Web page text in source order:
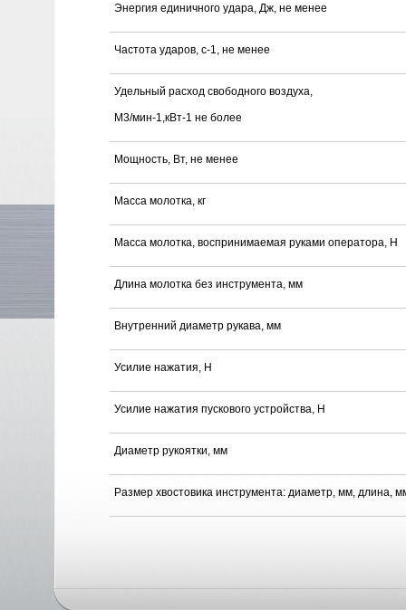
Энергия единичного удара, Дж, не менее
Частота ударов, с-1, не менее
Удельный расход свободного воздуха,
М3/мин-1,кВт-1 не более
Мощность, Вт, не менее
Масса молотка, кг
Масса молотка, воспринимаемая руками оператора, Н
Длина молотка без инструмента, мм
Внутренний диаметр рукава, мм
Усилие нажатия, Н
Усилие нажатия пускового устройства, Н
Диаметр рукоятки, мм
Размер хвостовика инструмента: диаметр, мм, длина,